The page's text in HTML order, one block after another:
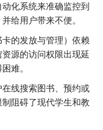
化系统来准确监控到
给用户带来不便。
卡的发放与管理）依赖
源的访问权限出现延
难。
在线搜索图书、预约或
阻碍了现代学生和教